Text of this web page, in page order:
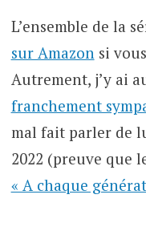
L’ensemble de la
sur Amazon si
Autrement, j’y ai
franchement
mal fait parler de
2022 (preuve que
« A chaque